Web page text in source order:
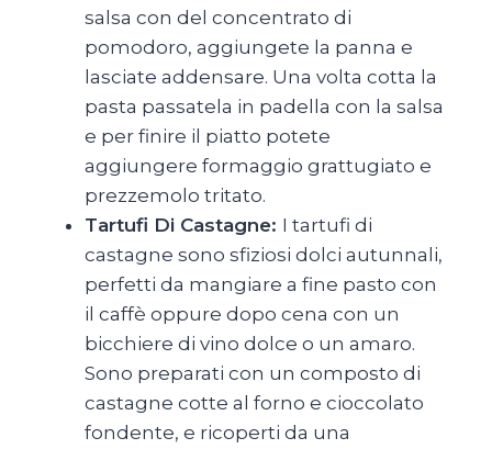
salsa con del concentrato di
pomodoro, aggiungete la panna e
lasciate addensare. Una volta cotta la
pasta passatela in padella con la salsa
e per finire il piatto potete
aggiungere formaggio grattugiato e
prezzemolo tritato.
Tartufi Di Castagne: I tartufi di
castagne sono sfiziosi dolci autunnali,
perfetti da mangiare a fine pasto con
il caffè oppure dopo cena con un
bicchiere di vino dolce o un amaro.
Sono preparati con un composto di
castagne cotte al forno e cioccolato
fondente, e ricoperti da una